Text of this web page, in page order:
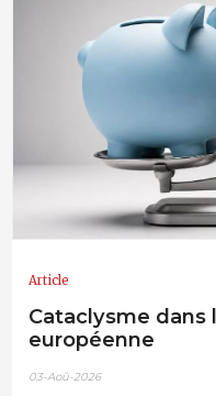
Article
Cataclysme dans
européenne
03-Aoû-2026